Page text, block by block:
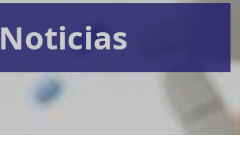
Noticias